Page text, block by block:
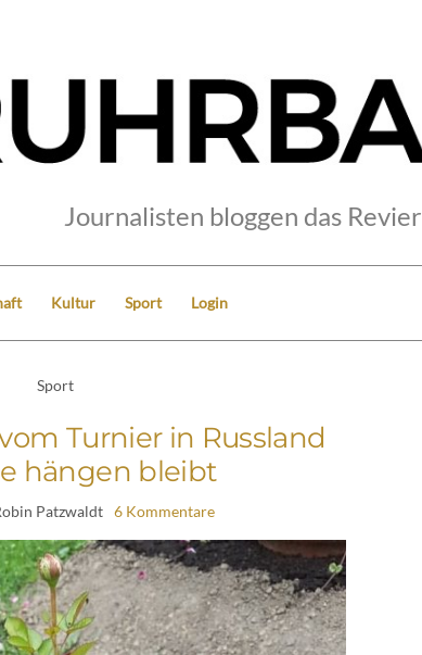
Journalisten bloggen das Revier
Kultur Sport Login
Sport
Turnier in Russland
hängen bleibt
Patzwaldt 6 Kommentare